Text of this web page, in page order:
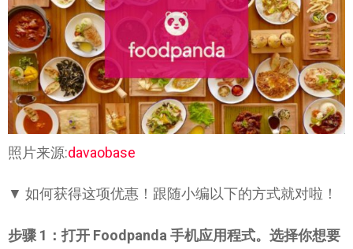
照片来源:davaobase
▼ 如何获得这项优惠！跟随小编以下的方式就对啦！
步骤 1：打开 Foodpanda 手机应用程式。选择你想要